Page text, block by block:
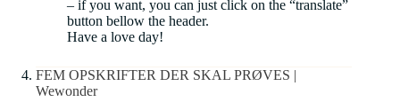
– if you want, you can just click on the “translate”
button bellow the header.
Have a love day!
FEM OPSKRIFTER DER SKAL PRØVES |
Wewonder